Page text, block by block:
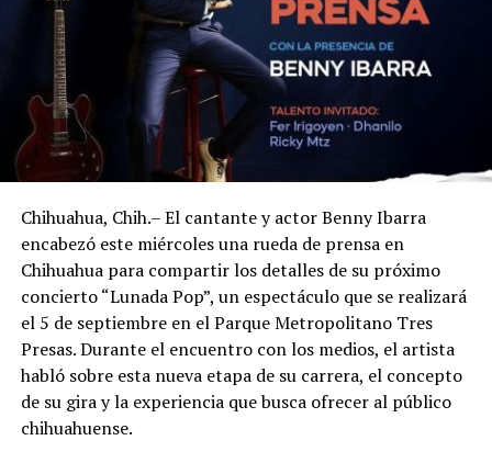
Chihuahua, Chih.– El cantante y actor Benny Ibarra
encabezó este miércoles una rueda de prensa en
Chihuahua para compartir los detalles de su próximo
concierto “Lunada Pop”, un espectáculo que se realizará
el 5 de septiembre en el Parque Metropolitano Tres
Presas. Durante el encuentro con los medios, el artista
habló sobre esta nueva etapa de su carrera, el concepto
de su gira y la experiencia que busca ofrecer al público
chihuahuense.